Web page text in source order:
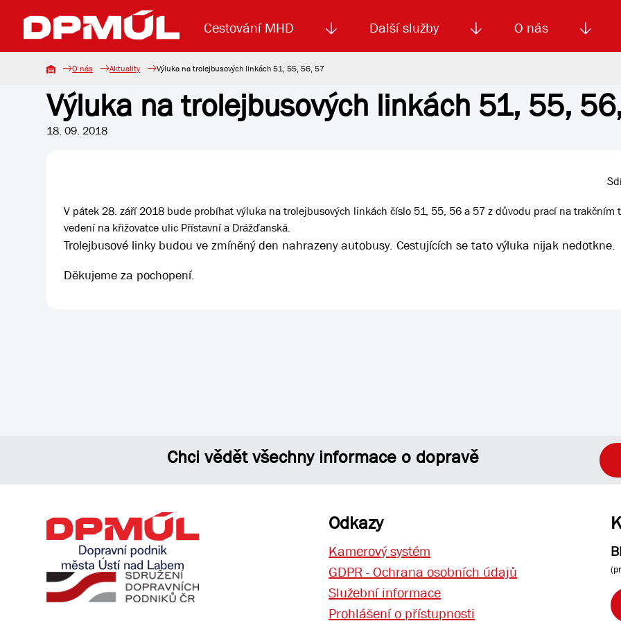
Cestování MHD
Uzavření mostu Dr. E. Beneše Koupit jízdenku Jízdné MHD El. jízdenka (EOS)
Další služby
Lanová dráha Reklama Smluvní doprava Autoškola
O nás
Základní údaje Aktuality Výběrová řízení Kariéra
O nás Aktuality Výluka na trolejbusových linkách 51, 55, 56, 57
Výluka na trolejbusových linkách 51, 55,
18. 09. 2018
V pátek 28. září 2018 bude probíhat výluka na trolejbusových linkách číslo 51, 55, 56 a 57 z důvodu prací na trakčním
vedení na křižovatce ulic Přístavní a Drážďanská.
Trolejbusové linky budou ve zmíněný den nahrazeny autobusy. Cestujících se tato výluka nijak nedotkne.
Děkujeme za pochopení.
Chci vědět všechny informace o dopravě
Odkazy
Kamerový systém
GDPR - Ochrana osobních údajů
Služební informace
Prohlášení o přístupnosti